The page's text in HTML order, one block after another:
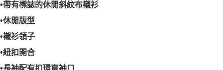
•帶有標誌的休閒斜紋布襯衫
•休閒版型
•襯衫領子
•紐扣開合
•長袖配有扣環直袖口